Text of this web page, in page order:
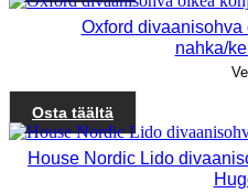
Oxford
nahka/
Osta täältä
House Nordic Lido